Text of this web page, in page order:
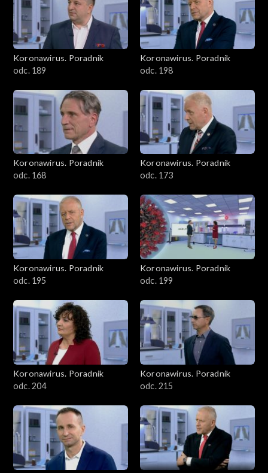
Koronawirus. Poradnik
odc. 189
Koronawirus. Poradnik
odc. 198
Koronawirus. Poradnik
odc. 168
Koronawirus. Poradnik
odc. 173
Koronawirus. Poradnik
odc. 195
Koronawirus. Poradnik
odc. 199
Koronawirus. Poradnik
odc. 204
Koronawirus. Poradnik
odc. 215